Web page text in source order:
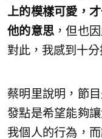
上的模樣可愛，
他的意思 ，但也
對此，我感到十分
蔡明里說明，節
發點是希望能夠
我個人的行為，